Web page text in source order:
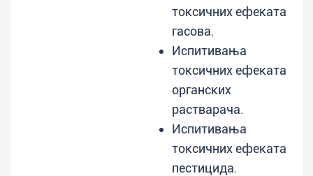
токсичних ефеката
гасова.
Испитивања
токсичних ефеката
органских
растварача.
Испитивања
токсичних ефеката
пестицида.